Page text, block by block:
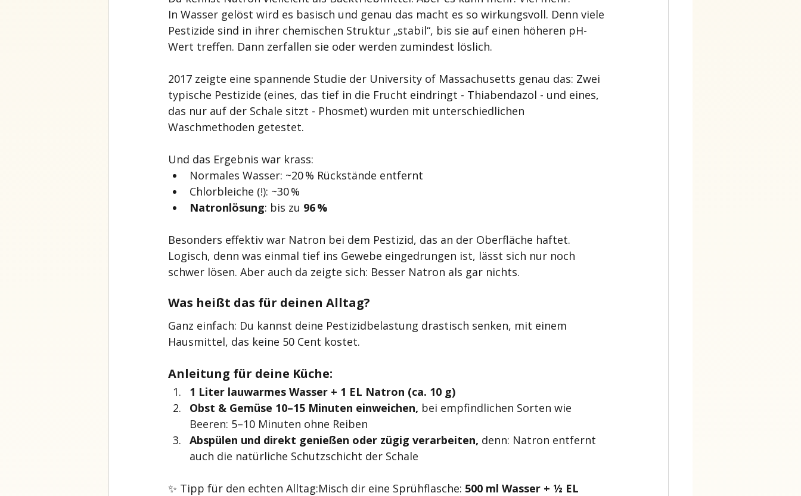
In Wasser gelöst wird es basisch und genau das macht es so wirkungsvoll. Denn viele
Pestizide sind in ihrer chemischen Struktur „stabil“, bis sie auf einen höheren pH-
Wert treffen. Dann zerfallen sie oder werden zumindest löslich.
2017 zeigte eine spannende Studie der University of Massachusetts genau das: Zwei
typische Pestizide (eines, das tief in die Frucht eindringt - Thiabendazol - und eines,
das nur auf der Schale sitzt - Phosmet) wurden mit unterschiedlichen
Waschmethoden getestet.
Und das Ergebnis war krass:
Normales Wasser: ~20 % Rückstände entfernt
Chlorbleiche (!): ~30 %
Natronlösung: bis zu 96 %
Besonders effektiv war Natron bei dem Pestizid, das an der Oberfläche haftet.
Logisch, denn was einmal tief ins Gewebe eingedrungen ist, lässt sich nur noch
schwer lösen. Aber auch da zeigte sich: Besser Natron als gar nichts.
Was heißt das für deinen Alltag?
Ganz einfach: Du kannst deine Pestizidbelastung drastisch senken, mit einem
Hausmittel, das keine 50 Cent kostet.
Anleitung für deine Küche:
1 Liter lauwarmes Wasser + 1 EL Natron (ca. 10 g)
Obst & Gemüse 10–15 Minuten einweichen, bei empfindlichen Sorten wie
Beeren: 5–10 Minuten ohne Reiben
Abspülen und direkt genießen oder zügig verarbeiten, denn: Natron entfernt
auch die natürliche Schutzschicht der Schale
✨ Tipp für den echten Alltag:Misch dir eine Sprühflasche: 500 ml Wasser + ½ EL